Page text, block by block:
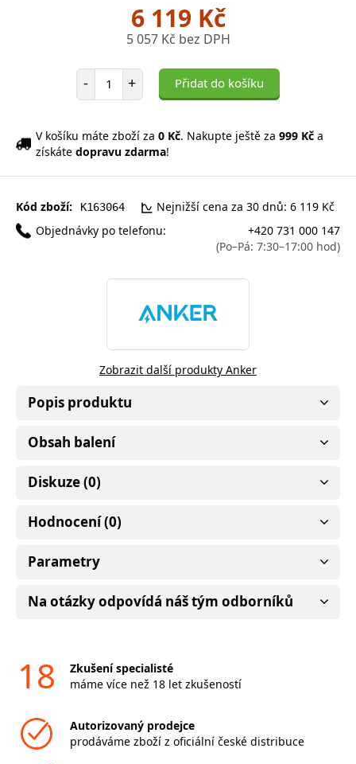
6 119 Kč
5 057 Kč bez DPH
- Počet položek
+ Přidat do košíku
V košíku máte zboží za 0 Kč. Nakupte ještě za 999 Kč a
získáte dopravu zdarma!
Kód zboží: K163064
Nejnižší cena za 30 dnů: 6 119 Kč
Objednávky po telefonu:
+420 731 000 147
(Po–Pá: 7:30–17:00 hod)
Zobrazit další produkty Anker
Popis produktu
Obsah balení
Diskuze (0)
Hodnocení (0)
Parametry
Na otázky odpovídá náš tým odborníků
18
Zkušení specialisté
máme více než 18 let zkušeností
Autorizovaný prodejce
prodáváme zboží z oficiální české distribuce